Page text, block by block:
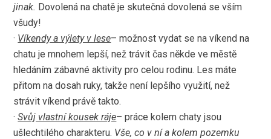
jinak. Dovolená na chatě je skutečná dovolená se vším
všudy!
· Víkendy a výlety v lese– možnost vydat se na víkend na
chatu je mnohem lepší, než trávit čas někde ve městě
hledáním zábavné aktivity pro celou rodinu. Les máte
přitom na dosah ruky, takže není lepšího využití, než
strávit víkend právě takto.
·Svůj vlastní kousek ráje– práce kolem chaty jsou
ušlechtilého charakteru. Vše, co v ní a kolem pozemku